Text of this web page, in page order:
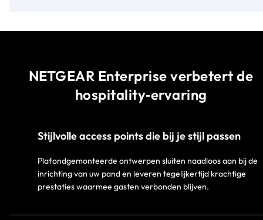
NETGEAR Enterprise verbetert de
hospitality‑ervaring
Stijlvolle access points die bij je stijl passen
Plafondgemonteerde ontwerpen sluiten naadloos aan bij de
inrichting van uw pand en leveren tegelijkertijd krachtige
prestaties waarmee gasten verbonden blijven.​